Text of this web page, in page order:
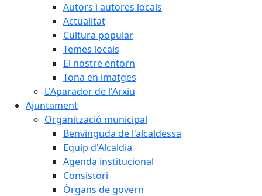
Autors i autores locals
Actualitat
Cultura popular
Temes locals
El nostre entorn
Tona en imatges
L'Aparador de l'Arxiu
Ajuntament
Organització municipal
Benvinguda de l'alcaldessa
Equip d'Alcaldia
Agenda institucional
Consistori
Òrgans de govern